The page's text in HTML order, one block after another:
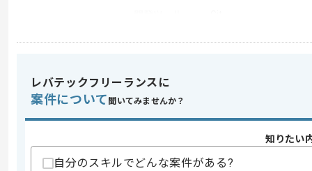
・Gitを用いたチーム開発の実務経験
歓迎スキル
レバテックフリーランスに
案件について 聞いてみませんか？
知りたい
自分のスキルでどんな案件がある?